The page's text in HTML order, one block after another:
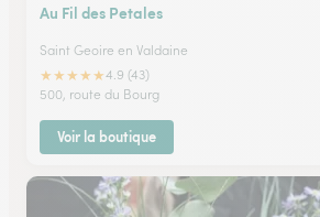
Au Fil des Petales
Saint Geoire en Valdaine
★★★★★4.9 (43)
500, route du Bourg
Voir la boutique